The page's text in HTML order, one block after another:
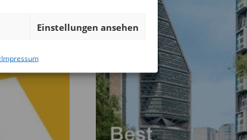
Einstellungen ansehen
Impressum